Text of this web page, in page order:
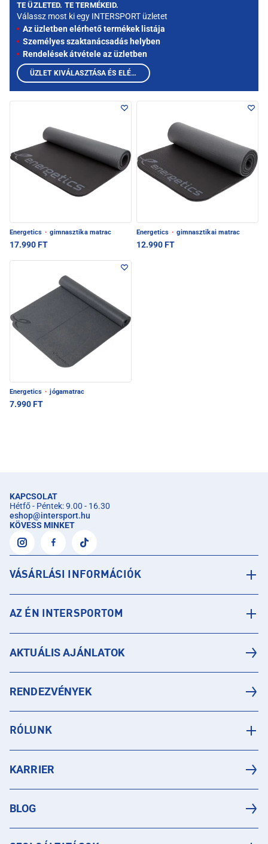
Energetics · gimnasztika matrac
17.990 FT
Energetics · gimnasztikai matrac
12.990 FT
Energetics · jógamatrac
7.990 FT
TE ÜZLETED. TE TERMÉKEID.
Válassz most ki egy INTERSPORT üzletet
Az üzletben elérhető termékek listája
Személyes szaktanácsadás helyben
Rendelések átvétele az üzletben
ÜZLET KIVÁLASZTÁSA ÉS ELÉRHETŐ TERMÉKEK MEGTEKINTÉSE
KAPCSOLAT
Hétfő - Péntek: 9.00 - 16.30
eshop@intersport.hu
KÖVESS MINKET
VÁSÁRLÁSI INFORMÁCIÓK
AZ ÉN INTERSPORTOM
AKTUÁLIS AJÁNLATOK
RENDEZVÉNYEK
RÓLUNK
KARRIER
BLOG